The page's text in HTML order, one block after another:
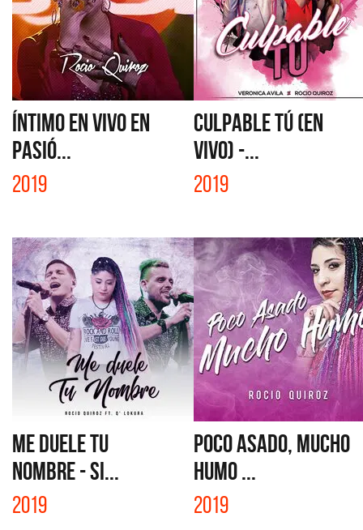
ÍNTIMO EN VIVO EN
PASIÓ...
2019
CULPABLE TÚ (EN
VIVO) -...
2019
ME DUELE TU
NOMBRE - SI...
2019
POCO ASADO, MUCHO
HUMO ...
2019